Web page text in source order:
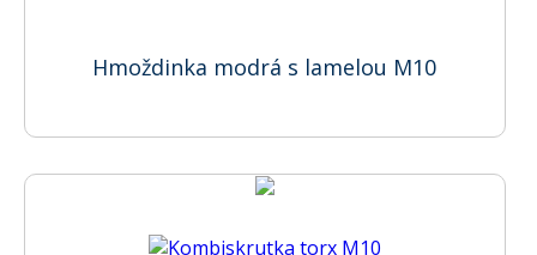
Hmoždinka modrá s lamelou M10